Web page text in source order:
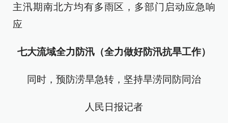
主汛期南北方均有多雨区，多部门启动应急响
应
七大流域全力防汛（全力做好防汛抗旱工作）
同时，预防涝旱急转，坚持旱涝同防同治
人民日报记者